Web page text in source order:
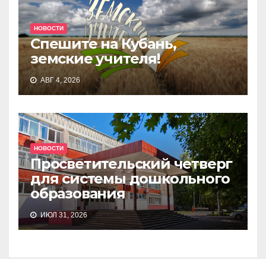
НОВОСТИ
Спешите на Кубань,
земские учителя!
АВГ 4, 2026
НОВОСТИ
Просветительский четверг
для системы дошкольного
образования
ИЮЛ 31, 2026